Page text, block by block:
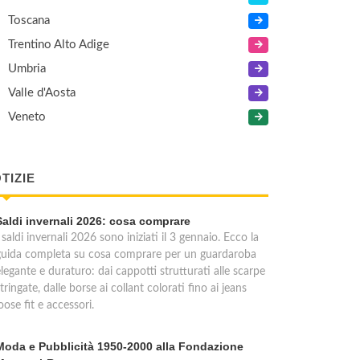
Toscana
Trentino Alto Adige
Umbria
Valle d'Aosta
Veneto
invernali 2026: cosa comprare
I saldi invernali 2026 sono iniziati il 3 gennaio. Ecco la
completa su cosa comprare per un guardaroba
e duraturo: dai cappotti strutturati alle scarpe
dalle borse ai collant colorati fino ai jeans
fit e accessori.
e Pubblicità 1950-2000 alla Fondazione